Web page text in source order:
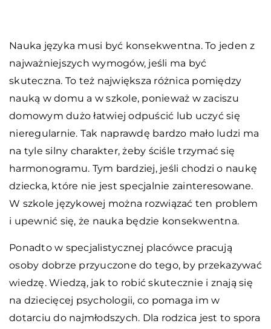
Nauka języka musi być konsekwentna. To jeden z
najważniejszych wymogów, jeśli ma być
skuteczna. To też największa różnica pomiędzy
nauką w domu a w szkole, ponieważ w zaciszu
domowym dużo łatwiej odpuścić lub uczyć się
nieregularnie. Tak naprawdę bardzo mało ludzi ma
na tyle silny charakter, żeby ściśle trzymać się
harmonogramu. Tym bardziej, jeśli chodzi o naukę
dziecka, które nie jest specjalnie zainteresowane.
W szkole językowej można rozwiązać ten problem
i upewnić się, że nauka będzie konsekwentna.
Ponadto w specjalistycznej placówce pracują
osoby dobrze przyuczone do tego, by przekazywać
wiedzę. Wiedzą, jak to robić skutecznie i znają się
na dziecięcej psychologii, co pomaga im w
dotarciu do najmłodszych. Dla rodzica jest to spora